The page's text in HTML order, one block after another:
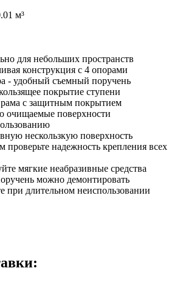
м³
для небольших пространств
конструкция с 4 опорами
- удобный съемный поручень
покрытие ступени
рама с защитным покрытием
очищаемые поверхности
нескользкую поверхность
проверьте надежность крепления всех
мягкие неабразивные средства
можно демонтировать
при длительном неиспользовании